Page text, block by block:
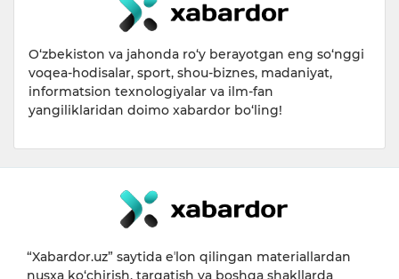
O‘zbekiston va jahonda ro‘y berayotgan eng so‘nggi
voqea-hodisalar, sport, shou-biznes, madaniyat,
informatsion texnologiyalar va ilm-fan
yangiliklaridan doimo xabardor bo‘ling!
“Xabardor.uz” saytida eʼlon qilingan materiallardan
nusxa ko‘chirish, tarqatish va boshqa shakllarda